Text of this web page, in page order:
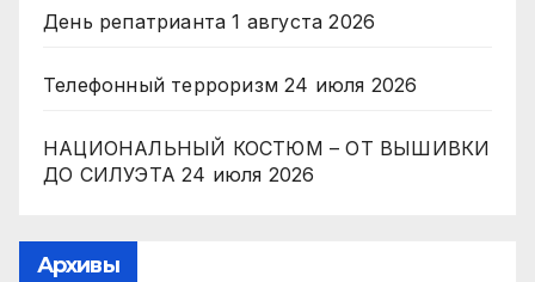
День репатрианта 1 августа 2026
Телефонный терроризм 24 июля 2026
НАЦИОНАЛЬНЫЙ КОСТЮМ – ОТ ВЫШИВКИ
ДО СИЛУЭТА 24 июля 2026
Архивы